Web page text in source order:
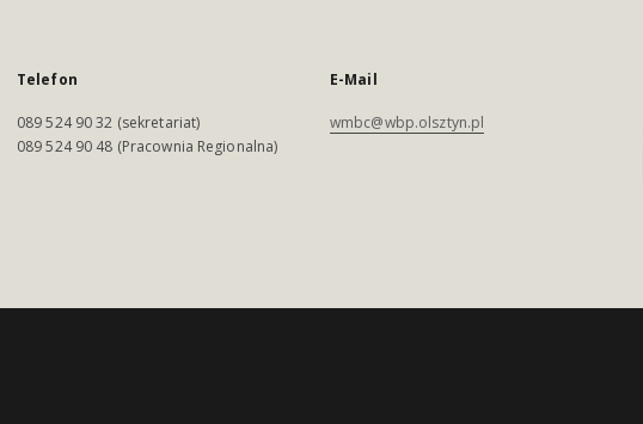
Telefon
089 524 90 32 (sekretariat)
089 524 90 48 (Pracownia Regionalna)
E-Mail
wmbc@wbp.olsztyn.pl